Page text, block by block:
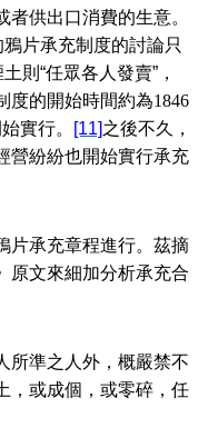
供出口消費的生意。
片承充制度的討論只
則“任眾各人發賣”，
度的開始時間約為1846
實行。 [11]之後不久，
營紛紛也開始實行承充
片承充章程進行。茲摘
原文來細加分析承充合
所準之人外，概嚴禁不
，或成個，或零碎，任